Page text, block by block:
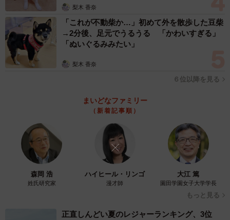
梨木 香奈
「これが不動柴か…」初めて外を散歩した豆柴
→2分後、足元でうるうる 「かわいすぎる」
「ぬいぐるみみたい」
梨木 香奈
６位以降を見る
まいどなファミリー
（新着記事順）
森岡 浩
姓氏研究家
ハイヒール・リンゴ
漫才師
大江 篤
園田学園女子大学学長
もっと見る
正直しんどい夏のレジャーランキング、3位